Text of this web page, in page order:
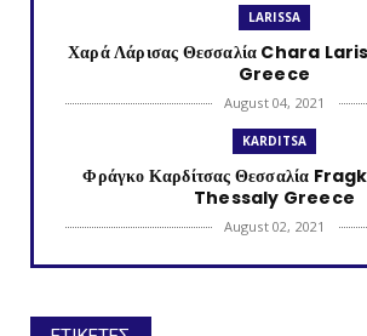
LARISSA
Χαρά Λάρισας Θεσσαλία Chara
Greece
August 04, 2021
KARDITSA
Φράγκο Καρδίτσας Θεσσαλία
Thessaly Greece
August 02, 2021
KATERINI